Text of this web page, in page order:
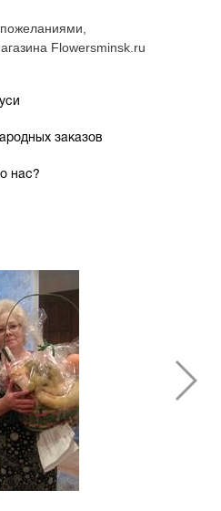
Flowersminsk.ru
заказов
нас?